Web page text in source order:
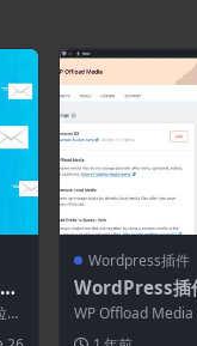
圾
Wordpress插件
WordPress插
Media 3.2.12
WP Offload Media